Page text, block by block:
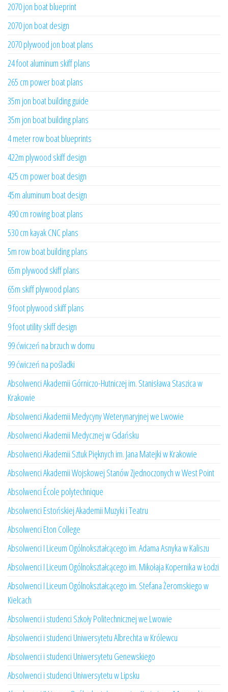
2070 jon boat blueprint
2070 jon boat design
2070 plywood jon boat plans
24 foot aluminum skiff plans
265 cm power boat plans
35m jon boat building guide
35m jon boat building plans
4 meter row boat blueprints
422m plywood skiff design
425 cm power boat design
45m aluminum boat design
490 cm rowing boat plans
530 cm kayak CNC plans
5m row boat building plans
65m plywood skiff plans
65m skiff plywood plans
9 foot plywood skiff plans
9 foot utility skiff design
99 ćwiczeń na brzuch w domu
99 ćwiczeń na pośladki
Absolwenci Akademii Górniczo-Hutniczej im. Stanisława Staszica w
Krakowie
Absolwenci Akademii Medycyny Weterynaryjnej we Lwowie
Absolwenci Akademii Medycznej w Gdańsku
Absolwenci Akademii Sztuk Pięknych im. Jana Matejki w Krakowie
Absolwenci Akademii Wojskowej Stanów Zjednoczonych w West Point
Absolwenci École polytechnique
Absolwenci Estońskiej Akademii Muzyki i Teatru
Absolwenci Eton College
Absolwenci I Liceum Ogólnokształcącego im. Adama Asnyka w Kaliszu
Absolwenci I Liceum Ogólnokształcącego im. Mikołaja Kopernika w Łodzi
Absolwenci I Liceum Ogólnokształcącego im. Stefana Żeromskiego w
Kielcach
Absolwenci i studenci Szkoły Politechnicznej we Lwowie
Absolwenci i studenci Uniwersytetu Albrechta w Królewcu
Absolwenci i studenci Uniwersytetu Genewskiego
Absolwenci i studenci Uniwersytetu w Lipsku